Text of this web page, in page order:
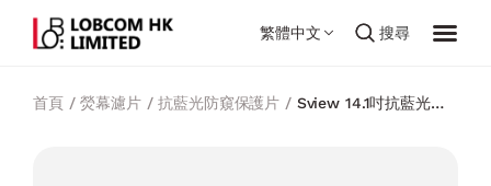
繁體中文 搜尋
首頁/熒幕濾片/抗藍光防窺保護片 / Sview 14.1吋抗藍光螢